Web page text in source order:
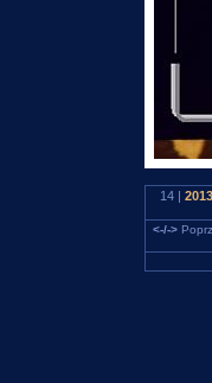
14 |
<-/->